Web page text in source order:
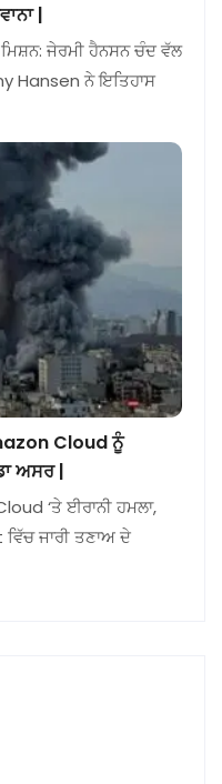
|
ਜੇਰਮੀ ਹੈਨਸਨ ਚੰਦ ਵੱਲ
Hansen ਨੇ ਇਤਿਹਾਸ
Cloud ਨੂੰ
ਅਸਰ |
‘ਤੇ ਈਰਾਨੀ ਹਮਲਾ,
ਜਾਰੀ ਤਣਾਅ ਦੇ